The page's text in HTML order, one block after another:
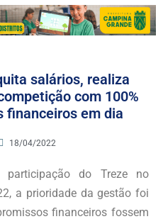
salários, realiza
com 100%
financeiros em dia
18/04/2022
participação do Treze no
a prioridade da gestão foi
financeiros fossem